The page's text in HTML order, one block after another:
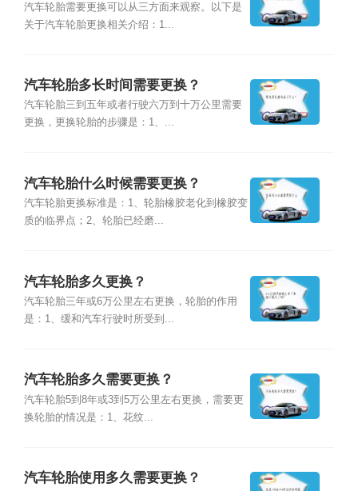
汽车轮胎需要更换可以从三方面来观察。以下是
关于汽车轮胎更换相关介绍：1...
汽车轮胎多长时间需要更换？
汽车轮胎三到五年或者行驶六万到十万公里需要
更换，更换轮胎的步骤是：1、...
汽车轮胎什么时候需要更换？
汽车轮胎更换标准是：1、轮胎橡胶老化到橡胶变
质的临界点；2、轮胎已经磨...
汽车轮胎多久更换？
汽车轮胎三年或6万公里左右更换，轮胎的作用
是：1、缓和汽车行驶时所受到...
汽车轮胎多久需要更换？
汽车轮胎5到8年或3到5万公里左右更换，需要更
换轮胎的情况是：1、花纹...
汽车轮胎使用多久需要更换？